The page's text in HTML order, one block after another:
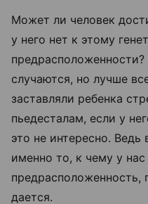
Может ли человек
у него нет к этому
случаются, но лучше
заставляли ребенка
пьедесталам, если у
это не интересно. Ведь
именно то, к чему у нас
предрасположенность,
дается.